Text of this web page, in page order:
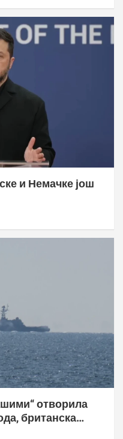
и Немачке још
отворила
британска